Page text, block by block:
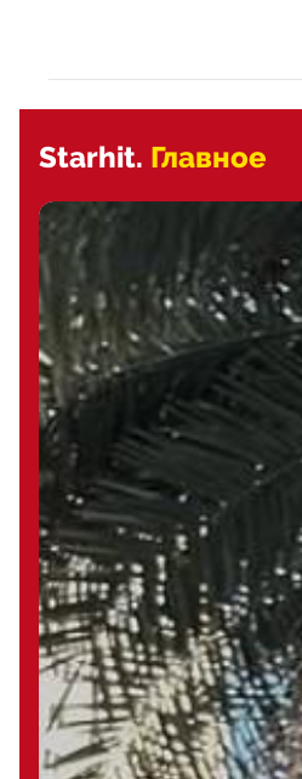
Starhit. Главное